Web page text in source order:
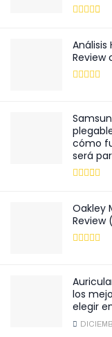
Análisis
Review
cómo
será
Oakley
Review
los
elegir